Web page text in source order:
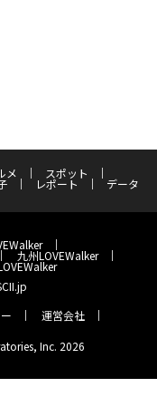
メ スポット
レポート データ
九州LOVEWalker
運営会社
Inc. 2026